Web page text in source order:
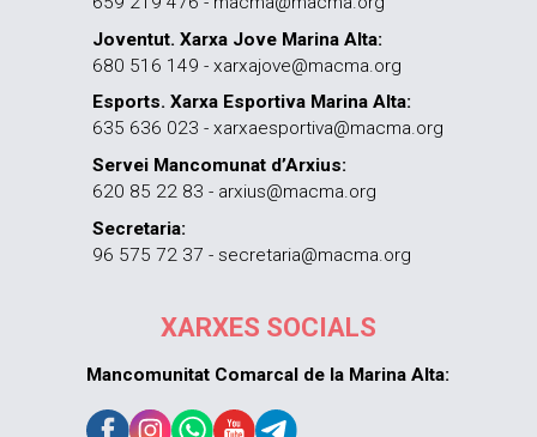
Joventut. Xarxa Jove Marina Alta:
680 516 149 - xarxajove@macma.org
Esports. Xarxa Esportiva Marina Alta:
635 636 023 - xarxaesportiva@macma.org
Servei Mancomunat d’Arxius:
620 85 22 83 - arxius@macma.org
Secretaria:
96 575 72 37 - secretaria@macma.org
XARXES SOCIALS
Mancomunitat Comarcal de la Marina Alta: